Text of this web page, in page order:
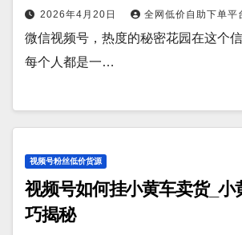
2026年4月20日 全网低价自助下单平
微信视频号，热度的秘密花园在这个
每个人都是一…
视频号粉丝低价货源
视频号如何挂小黄车卖货_小
巧揭秘